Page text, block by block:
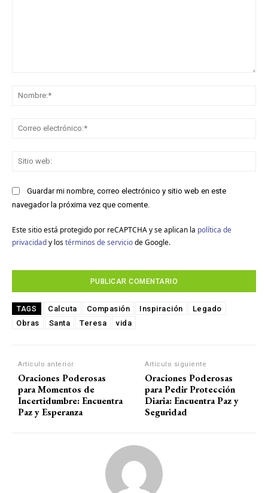
Guardar mi nombre, correo electrónico y sitio web en este
navegador la próxima vez que comente.
Este sitio está protegido por reCAPTCHA y se aplican la política de
privacidady los términos de serviciode Google.
TAGS Calcuta Compasión Inspiración
Legado
Obras
Santa Teresa vida
Artículo anterior
Oraciones Poderosas
para Momentos de
Incertidumbre: Encuentra
Paz y Esperanza
Artículo siguiente
Oraciones Poderosas
para Pedir Protección
Diaria: Encuentra Paz y
Seguridad